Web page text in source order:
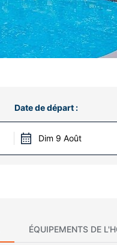
Date de départ :
Dim 9 Août
ÉQUIPEMENTS DE